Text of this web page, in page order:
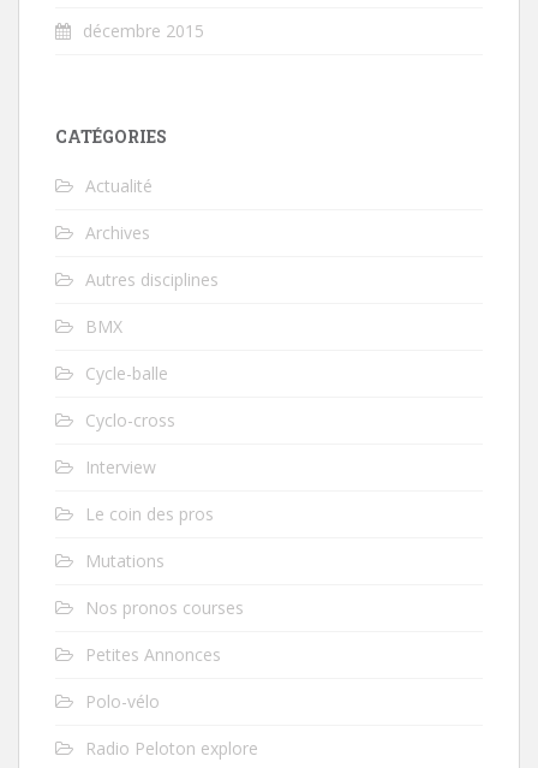
décembre 2015
CATÉGORIES
Actualité
Archives
Autres disciplines
BMX
Cycle-balle
Cyclo-cross
Interview
Le coin des pros
Mutations
Nos pronos courses
Petites Annonces
Polo-vélo
Radio Peloton explore